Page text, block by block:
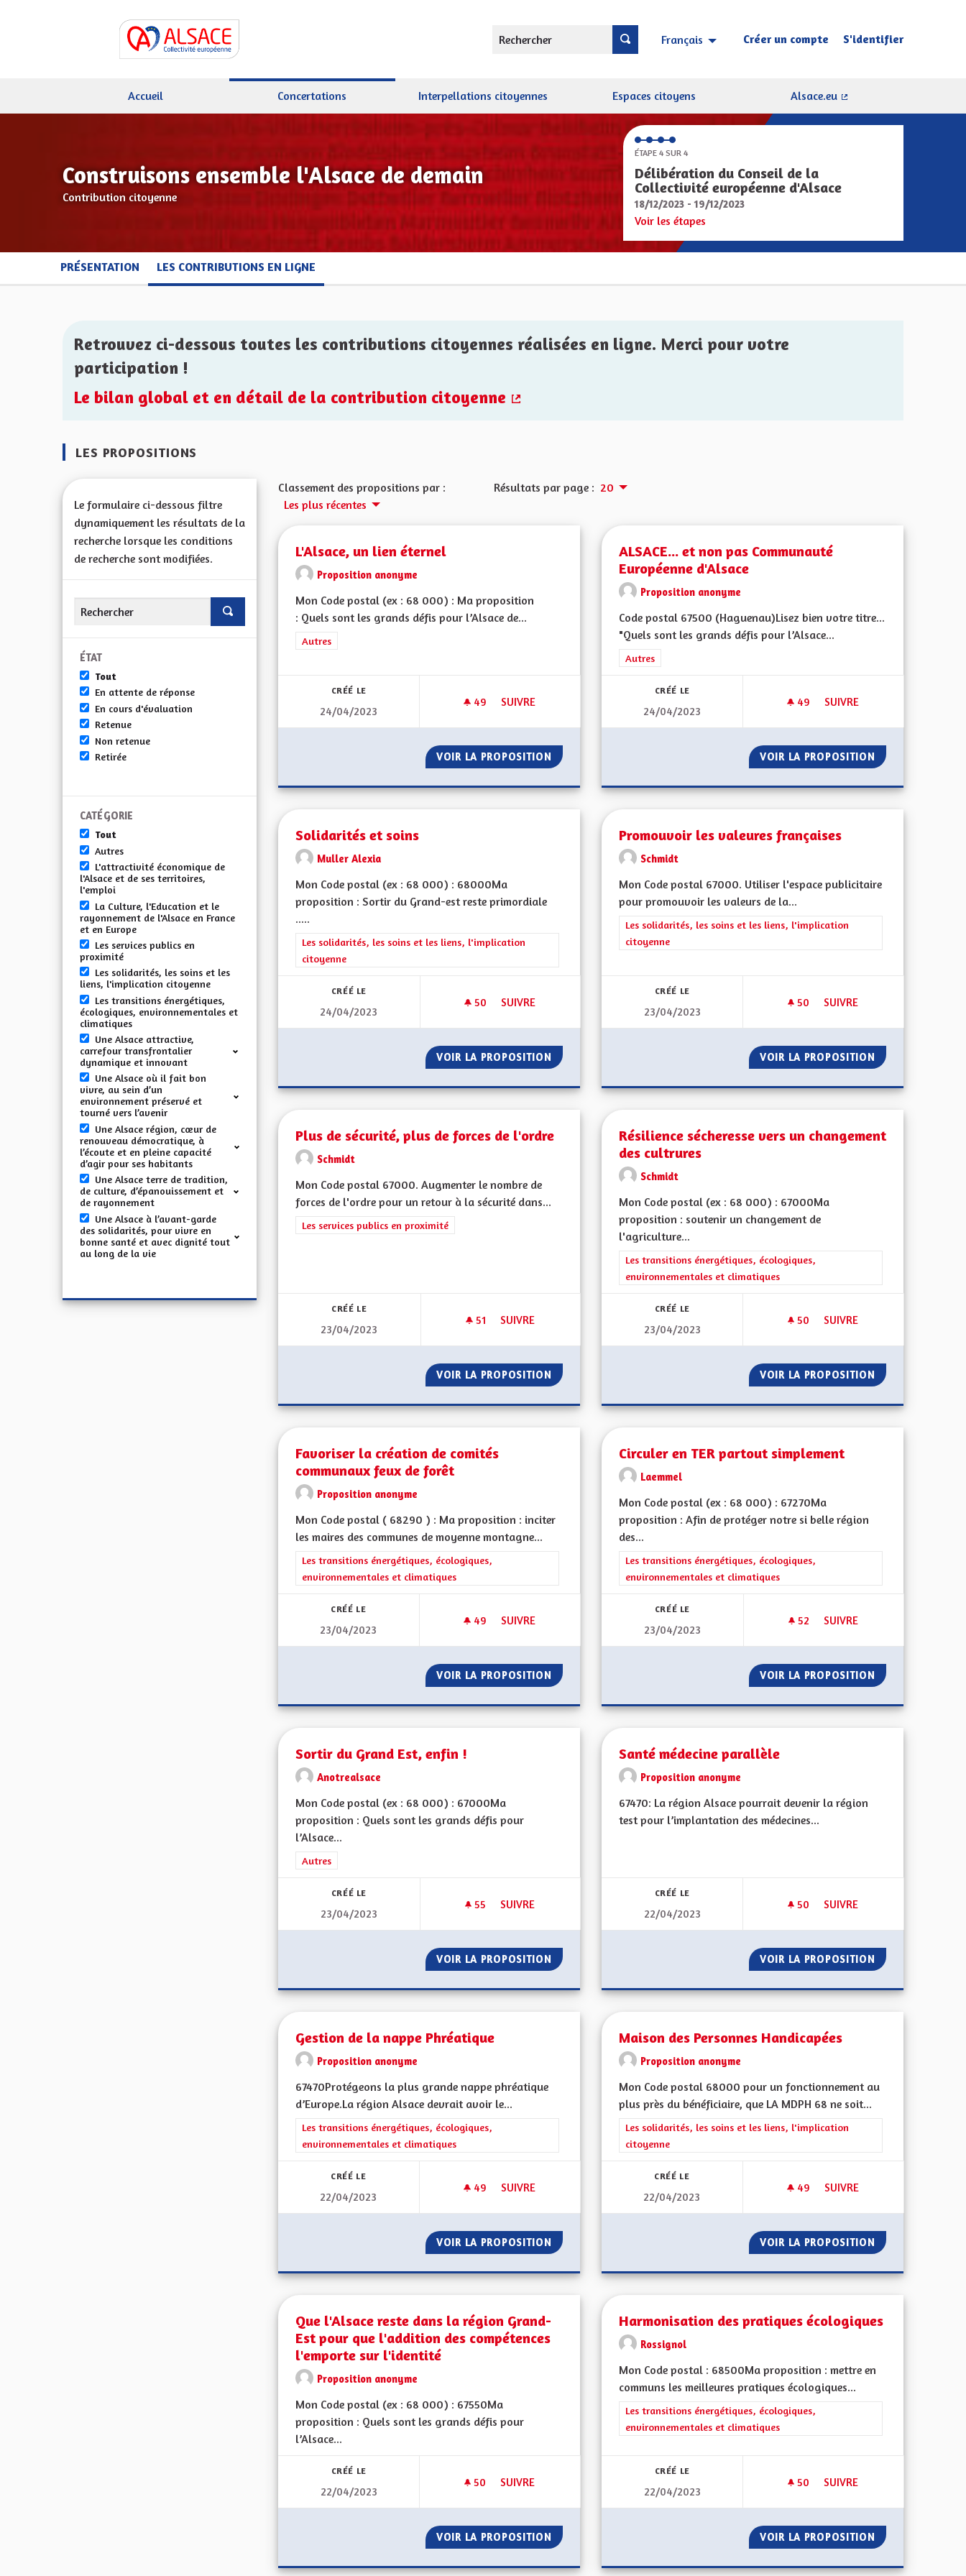
Rechercher Français Choisir la langue Sprache wählen
Créer un compte S'identifier
Accueil Concertations Interpellations citoyennes Espaces citoyens
Alsace.eu
Construisons ensemble l'Alsace de demain
Contribution citoyenne
ÉTAPE 4 SUR 4
Délibération du Conseil de la
Collectivité européenne d'Alsace
18/12/2023 - 19/12/2023
Voir les étapes
PRÉSENTATION LES CONTRIBUTIONS EN LIGNE
Retrouvez ci-dessous toutes les contributions citoyennes réalisées en ligne. Merci pour votre
participation !
Le bilan global et en détail de la contribution citoyenne
LES PROPOSITIONS
Le formulaire ci-dessous filtre
dynamiquement les résultats de la
recherche lorsque les conditions
de recherche sont modifiées.
ÉTAT
Tout
En attente de réponse
En cours d'évaluation
Retenue
Non retenue
Retirée
CATÉGORIE
Tout
Autres
L'attractivité économique de
l'Alsace et de ses territoires,
l'emploi
La Culture, l'Education et le
rayonnement de l'Alsace en France
et en Europe
Les services publics en
proximité
Les solidarités, les soins et les
liens, l'implication citoyenne
Les transitions énergétiques,
écologiques, environnementales et
climatiques
Une Alsace attractive,
carrefour transfrontalier
dynamique et innovant
Une Alsace où il fait bon
vivre, au sein d’un
environnement préservé et
tourné vers l’avenir
Une Alsace région, cœur de
renouveau démocratique, à
l’écoute et en pleine capacité
d’agir pour ses habitants
Une Alsace terre de tradition,
de culture, d’épanouissement et
de rayonnement
Une Alsace à l’avant-garde
des solidarités, pour vivre en
bonne santé et avec dignité tout
au long de la vie
Classement des propositions par :
Les plus récentes
Résultats par page : 20
L'Alsace, un lien éternel
Proposition anonyme
Mon Code postal (ex : 68 000) : Ma proposition
: Quels sont les grands défis pour l’Alsace de...
Filtrer les résultats de la catégorie : Autres
Autres
CRÉÉ LE
24/04/2023
49 49 ABONNÉS
SUIVRE
VOIR LA PROPOSITION L'ALSACE, UN LIEN ÉTERNEL
ALSACE... et non pas Communauté
Européenne d'Alsace
Proposition anonyme
Code postal 67500 (Haguenau)Lisez bien votre titre...
"Quels sont les grands défis pour l’Alsace...
Filtrer les résultats de la catégorie : Autres
Autres
CRÉÉ LE
24/04/2023
49 49 ABONNÉS
SUIVRE
VOIR LA PROPOSITION ALSACE... ET
Solidarités et soins
Muller Alexia
Mon Code postal (ex : 68 000) : 68000Ma
proposition : Sortir du Grand-est reste primordiale
.....
Filtrer les résultats de la catégorie : Les solidarités, les soins et les liens, l'implication citoyenne
Les solidarités, les soins et les liens, l'implication
citoyenne
CRÉÉ LE
24/04/2023
50 50 ABONNÉS
SUIVRE
VOIR LA PROPOSITION SOLIDARITÉS ET SOINS
Promouvoir les valeures françaises
Schmidt
Mon Code postal 67000. Utiliser l'espace publicitaire
pour promouvoir les valeurs de la...
Filtrer les résultats de la catégorie : Les solidarités, les soins et les liens,
Les solidarités, les soins et les liens, l'implication
citoyenne
CRÉÉ LE
23/04/2023
50 50 ABONNÉS
SUIVRE
VOIR LA PROPOSITION PROMOUVOIR
Plus de sécurité, plus de forces de l'ordre
Schmidt
Mon Code postal 67000. Augmenter le nombre de
forces de l'ordre pour un retour à la sécurité dans...
Filtrer les résultats de la catégorie : Les services publics en proximité
Les services publics en proximité
CRÉÉ LE
23/04/2023
51 51 ABONNÉS
SUIVRE
PLUS DE SÉCURITÉ, PLUS DE FORCES DE L'ORDRE
VOIR LA PROPOSITION PLUS DE SÉCURITÉ, PLUS DE FORCES DE L'ORDRE
Résilience sécheresse vers un changement
des cultrures
Schmidt
Mon Code postal (ex : 68 000) : 67000Ma
proposition : soutenir un changement de
l'agriculture...
Filtrer les résultats de la catégorie : Les transitions énergétiques,
Les transitions énergétiques, écologiques,
environnementales et climatiques
CRÉÉ LE
23/04/2023
50 50 ABONNÉS
SUIVRE
VOIR LA PROPOSITION RÉSILIENCE
Favoriser la création de comités
communaux feux de forêt
Proposition anonyme
Mon Code postal ( 68290 ) : Ma proposition : inciter
les maires des communes de moyenne montagne...
Filtrer les résultats de la catégorie : Les transitions énergétiques, écologiques, environnementales et climatiques
Les transitions énergétiques, écologiques,
environnementales et climatiques
CRÉÉ LE
23/04/2023
49 49 ABONNÉS
SUIVRE
FAVORISER LA CRÉATION DE COMITÉS COMMUNAUX FEUX DE FORÊT
VOIR LA PROPOSITION FAVORISER LA CRÉATION DE COMITÉS COMMUNAUX FEUX DE FORÊT
Circuler en TER partout simplement
Laemmel
Mon Code postal (ex : 68 000) : 67270Ma
proposition : Afin de protéger notre si belle région
des...
Filtrer les résultats de la catégorie : Les transitions énergétiques,
Les transitions énergétiques, écologiques,
environnementales et climatiques
CRÉÉ LE
23/04/2023
52 52 ABONNÉS
SUIVRE
VOIR LA PROPOSITION CIRCULER EN
Sortir du Grand Est, enfin !
Anotrealsace
Mon Code postal (ex : 68 000) : 67000Ma
proposition : Quels sont les grands défis pour
l’Alsace...
Filtrer les résultats de la catégorie : Autres
Autres
CRÉÉ LE
23/04/2023
55 55 ABONNÉS
SUIVRE
SORTIR DU GRAND EST, ENFIN !
VOIR LA PROPOSITION SORTIR DU GRAND EST, ENFIN !
Santé médecine parallèle
Proposition anonyme
67470: La région Alsace pourrait devenir la région
test pour l’implantation des médecines...
CRÉÉ LE
22/04/2023
50 50 ABONNÉS
SUIVRE
VOIR LA PROPOSITION SANTÉ
Gestion de la nappe Phréatique
Proposition anonyme
67470Protégeons la plus grande nappe phréatique
d’Europe.La région Alsace devrait avoir le...
Filtrer les résultats de la catégorie : Les transitions énergétiques, écologiques, environnementales et climatiques
Les transitions énergétiques, écologiques,
environnementales et climatiques
CRÉÉ LE
22/04/2023
49 49 ABONNÉS
SUIVRE
GESTION DE LA NAPPE PHRÉATIQUE
VOIR LA PROPOSITION GESTION DE LA NAPPE PHRÉATIQUE
Maison des Personnes Handicapées
Proposition anonyme
Mon Code postal 68000 pour un fonctionnement au
plus près du bénéficiaire, que LA MDPH 68 ne soit...
Filtrer les résultats de la catégorie : Les solidarités, les soins et les liens,
Les solidarités, les soins et les liens, l'implication
citoyenne
CRÉÉ LE
22/04/2023
49 49 ABONNÉS
SUIVRE
VOIR LA PROPOSITION MAISON DES
Que l'Alsace reste dans la région Grand-
Est pour que l'addition des compétences
l'emporte sur l'identité
Proposition anonyme
Mon Code postal (ex : 68 000) : 67550Ma
proposition : Quels sont les grands défis pour
l’Alsace...
CRÉÉ LE
22/04/2023
50 50 ABONNÉS
SUIVRE
QUE L'ALSACE RESTE DANS LA RÉGION GRAND-EST POUR QUE L'ADDITION DES COMPÉTENCES
VOIR LA PROPOSITION QUE L'ALSACE RESTE DANS LA RÉGION GRAND-EST POUR QUE L'ADDITION DES
Harmonisation des pratiques écologiques
Rossignol
Mon Code postal : 68500Ma proposition : mettre en
communs les meilleures pratiques écologiques...
Filtrer les résultats de la catégorie : Les transitions énergétiques,
Les transitions énergétiques, écologiques,
environnementales et climatiques
CRÉÉ LE
22/04/2023
50 50 ABONNÉS
SUIVRE
VOIR LA PROPOSITION